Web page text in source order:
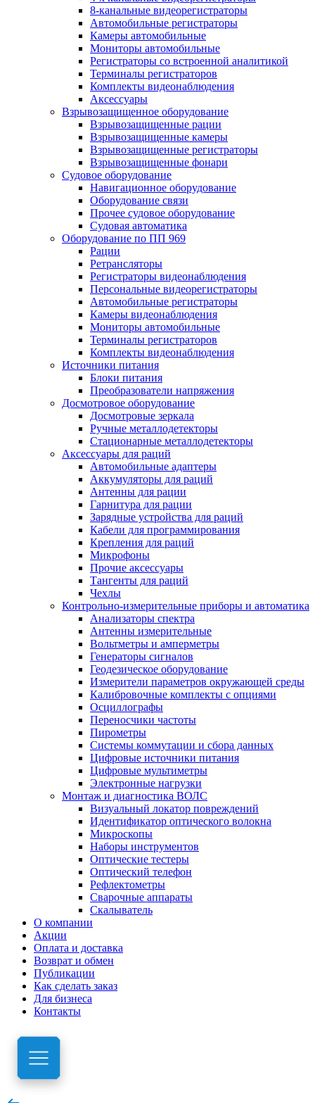
8-канальные видеорегистраторы
Автомобильные регистраторы
Камеры автомобильные
Мониторы автомобильные
Регистраторы со встроенной аналитикой
Терминалы регистраторов
Комплекты видеонаблюдения
Аксессуары
Взрывозащищенное оборудование
Взрывозащищенные рации
Взрывозащищенные камеры
Взрывозащищенные регистраторы
Взрывозащищенные фонари
Судовое оборудование
Навигационное оборудование
Оборудование связи
Прочее судовое оборудование
Судовая автоматика
Оборудование по ПП 969
Рации
Ретрансляторы
Регистраторы видеонаблюдения
Персональные видеорегистраторы
Автомобильные регистраторы
Камеры видеонаблюдения
Мониторы автомобильные
Терминалы регистраторов
Комплекты видеонаблюдения
Источники питания
Блоки питания
Преобразователи напряжения
Досмотровое оборудование
Досмотровые зеркала
Ручные металлодетекторы
Стационарные металлодетекторы
Аксессуары для раций
Автомобильные адаптеры
Аккумуляторы для раций
Антенны для рации
Гарнитура для рации
Зарядные устройства для раций
Кабели для программирования
Крепления для раций
Микрофоны
Прочие аксессуары
Тангенты для раций
Чехлы
Контрольно-измерительные приборы и автоматика
Анализаторы спектра
Антенны измерительные
Вольтметры и амперметры
Генераторы сигналов
Геодезическое оборудование
Измерители параметров окружающей среды
Калибровочные комплекты с опциями
Осциллографы
Переносчики частоты
Пирометры
Системы коммутации и сбора данных
Цифровые источники питания
Цифровые мультиметры
Электронные нагрузки
Монтаж и диагностика ВОЛС
Визуальный локатор повреждений
Идентификатор оптического волокна
Микроскопы
Наборы инструментов
Оптические тестеры
Оптический телефон
Рефлектометры
Сварочные аппараты
Скалыватель
О компании
Акции
Оплата и доставка
Возврат и обмен
Публикации
Как сделать заказ
Для бизнеса
Контакты